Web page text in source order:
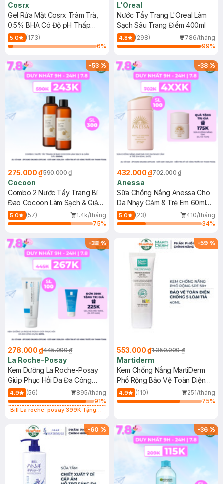
Cosrx
Gel Rửa Mặt Cosrx Tràm Trà,
0.5% BHA Có Độ pH Thấp
150ml
5.0
(173)
6%
L'Oreal
Nước Tẩy Trang L'Oreal Làm
Sạch Sâu Trang Điểm 400ml
4.8 (298)
786/tháng
99%
-53%
275.000 ₫590.000 ₫
Cocoon
Combo 2 Nước Tẩy Trang Bí
Đao Cocoon Làm Sạch & Giảm
Dầu 500ml
5.0 (57)
1.4k/tháng
75%
-38%
432.000 ₫702.000 ₫
Anessa
Sữa Chống Nắng Anessa Cho
Da Nhạy Cảm & Trẻ Em 60ml
(Mới)
5.0 (23)
410/tháng
34%
-38%
278.000 ₫445.000 ₫
La Roche-Posay
Kem Dưỡng La Roche-Posay
Giúp Phục Hồi Da Đa Công
Dụng 40ml
4.9 (56)
895/tháng
91%
Bill La roche-posay 399K Tặng
(SL có hạn)
-59 %
553.000 ₫1.350.000 ₫
Martiderm
Kem Chống Nắng MartiDerm
Phổ Rộng Bảo Vệ Toàn Diện
40ml
4.9 (110)
251/tháng
75%
-60 % -36%